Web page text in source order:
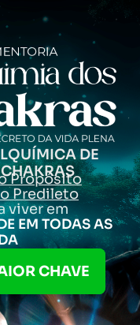
DE
Propósito
Predileto
viver em
EM TODAS AS
CHAVE